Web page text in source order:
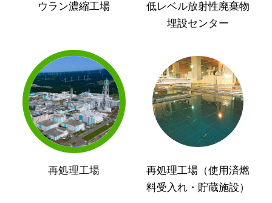
ウラン濃縮工場
低レベル放射性廃棄物
埋設センター
再処理工場
再処理工場（使用済燃
料受入れ・貯蔵施設）